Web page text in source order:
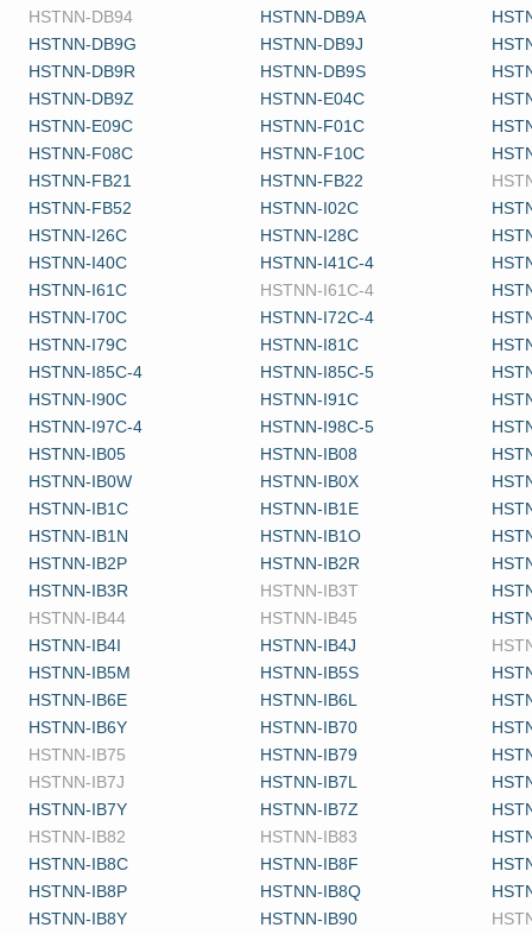
HSTNN-DB94
HSTNN-DB9A
HSTNN-DB9G
HSTNN-DB9J
HSTNN-DB9R
HSTNN-DB9S
HSTNN-DB9Z
HSTNN-E04C
HSTNN-E09C
HSTNN-F01C
HSTNN-F08C
HSTNN-F10C
HSTNN-FB21
HSTNN-FB22
HSTNN-FB52
HSTNN-I02C
HSTNN-I26C
HSTNN-I28C
HSTNN-I40C
HSTNN-I41C-4
HSTNN-I61C
HSTNN-I61C-4
HSTNN-I70C
HSTNN-I72C-4
HSTNN-I79C
HSTNN-I81C
HSTNN-I85C-4
HSTNN-I85C-5
HSTNN-I90C
HSTNN-I91C
HSTNN-I97C-4
HSTNN-I98C-5
HSTNN-IB05
HSTNN-IB08
HSTNN-IB0W
HSTNN-IB0X
HSTNN-IB1C
HSTNN-IB1E
HSTNN-IB1N
HSTNN-IB1O
HSTNN-IB2P
HSTNN-IB2R
HSTNN-IB3R
HSTNN-IB3T
HSTNN-IB44
HSTNN-IB45
HSTNN-IB4I
HSTNN-IB4J
HSTNN-IB5M
HSTNN-IB5S
HSTNN-IB6E
HSTNN-IB6L
HSTNN-IB6Y
HSTNN-IB70
HSTNN-IB75
HSTNN-IB79
HSTNN-IB7J
HSTNN-IB7L
HSTNN-IB7Y
HSTNN-IB7Z
HSTNN-IB82
HSTNN-IB83
HSTNN-IB8C
HSTNN-IB8F
HSTNN-IB8P
HSTNN-IB8Q
HSTNN-IB8Y
HSTNN-IB90